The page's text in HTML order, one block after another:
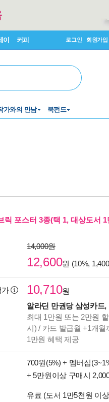
이 커피 로그인 회원가입
가와의 만남 북펀드
릭 포스터 3종(택 1, 대상도서
14,000원
12,600원 (10%,
가 10,710원
알라딘 만권당 삼성카드,
최대 1만원 또는 2만원
시) / 카드 발급월 +1개
1만원 혜택 제공
700원(5%) + 멤버십
+ 5만원이상 구매시
유료 (도서 1만5천원 이